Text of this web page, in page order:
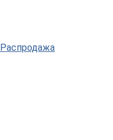
Распродажа